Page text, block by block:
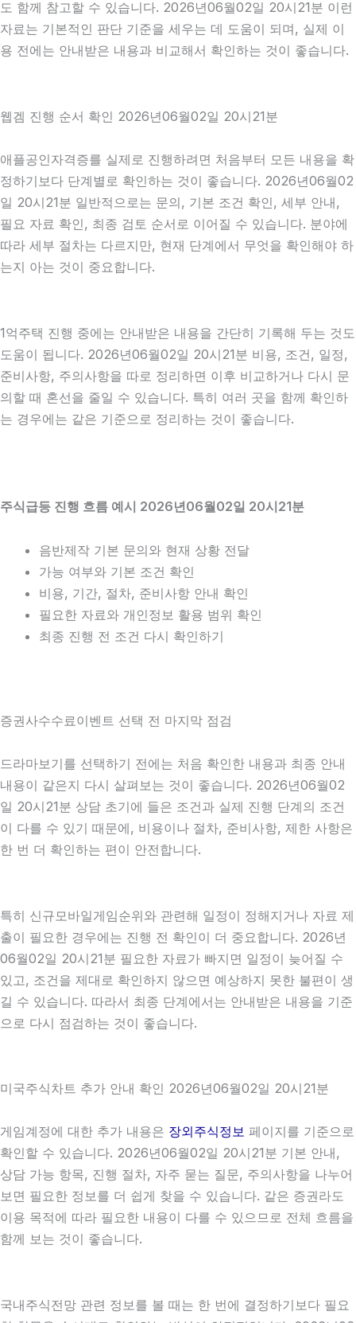
도 함께 참고할 수 있습니다. 2026년06월02일 20시21분 이런
자료는 기본적인 판단 기준을 세우는 데 도움이 되며, 실제 이
용 전에는 안내받은 내용과 비교해서 확인하는 것이 좋습니다.
웹겜 진행 순서 확인 2026년06월02일 20시21분
애플공인자격증를 실제로 진행하려면 처음부터 모든 내용을 확
정하기보다 단계별로 확인하는 것이 좋습니다. 2026년06월02
일 20시21분 일반적으로는 문의, 기본 조건 확인, 세부 안내,
필요 자료 확인, 최종 검토 순서로 이어질 수 있습니다. 분야에
따라 세부 절차는 다르지만, 현재 단계에서 무엇을 확인해야 하
는지 아는 것이 중요합니다.
1억주택 진행 중에는 안내받은 내용을 간단히 기록해 두는 것도
도움이 됩니다. 2026년06월02일 20시21분 비용, 조건, 일정,
준비사항, 주의사항을 따로 정리하면 이후 비교하거나 다시 문
의할 때 혼선을 줄일 수 있습니다. 특히 여러 곳을 함께 확인하
는 경우에는 같은 기준으로 정리하는 것이 좋습니다.
주식급등 진행 흐름 예시 2026년06월02일 20시21분
음반제작 기본 문의와 현재 상황 전달
가능 여부와 기본 조건 확인
비용, 기간, 절차, 준비사항 안내 확인
필요한 자료와 개인정보 활용 범위 확인
최종 진행 전 조건 다시 확인하기
증권사수수료이벤트 선택 전 마지막 점검
드라마보기를 선택하기 전에는 처음 확인한 내용과 최종 안내
내용이 같은지 다시 살펴보는 것이 좋습니다. 2026년06월02
일 20시21분 상담 초기에 들은 조건과 실제 진행 단계의 조건
이 다를 수 있기 때문에, 비용이나 절차, 준비사항, 제한 사항은
한 번 더 확인하는 편이 안전합니다.
특히 신규모바일게임순위와 관련해 일정이 정해지거나 자료 제
출이 필요한 경우에는 진행 전 확인이 더 중요합니다. 2026년
06월02일 20시21분 필요한 자료가 빠지면 일정이 늦어질 수
있고, 조건을 제대로 확인하지 않으면 예상하지 못한 불편이 생
길 수 있습니다. 따라서 최종 단계에서는 안내받은 내용을 기준
으로 다시 점검하는 것이 좋습니다.
미국주식차트 추가 안내 확인 2026년06월02일 20시21분
게임계정에 대한 추가 내용은 장외주식정보 페이지를 기준으로
확인할 수 있습니다. 2026년06월02일 20시21분 기본 안내,
상담 가능 항목, 진행 절차, 자주 묻는 질문, 주의사항을 나누어
보면 필요한 정보를 더 쉽게 찾을 수 있습니다. 같은 증권라도
이용 목적에 따라 필요한 내용이 다를 수 있으므로 전체 흐름을
함께 보는 것이 좋습니다.
국내주식전망 관련 정보를 볼 때는 한 번에 결정하기보다 필요